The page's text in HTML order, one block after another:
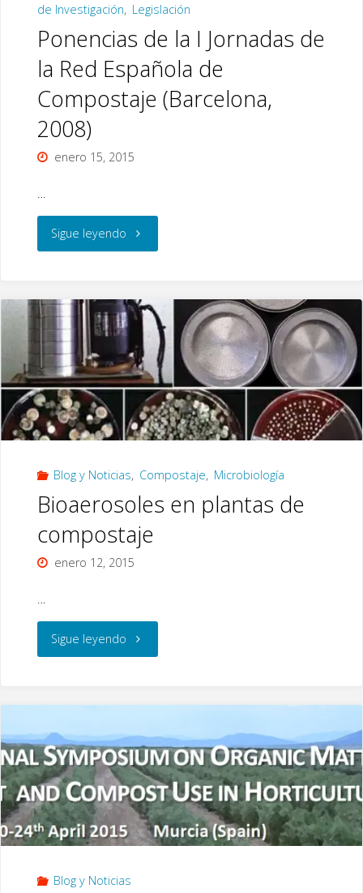
de Investigación, Legislación
Ponencias de la I Jornadas de
la Red Española de
Compostaje (Barcelona,
2008)
enero 15, 2015
…
Sigue leyendo"Ponencias
la
I
Jornadas
de
la
Red
Española
de
Blog y Noticias, Compostaje, Microbiología
Bioaerosoles en plantas de
compostaje
enero 12, 2015
…
Sigue leyendo"Bioaerosoles
plantas
compostaje"
Blog y Noticias